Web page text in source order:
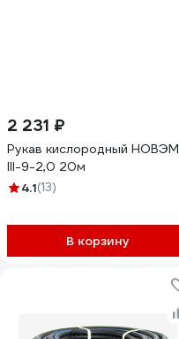
2 231 ₽
Рукав кислородный НОВЭМ
III-9-2,0 20м
4.1(13)
В корзину